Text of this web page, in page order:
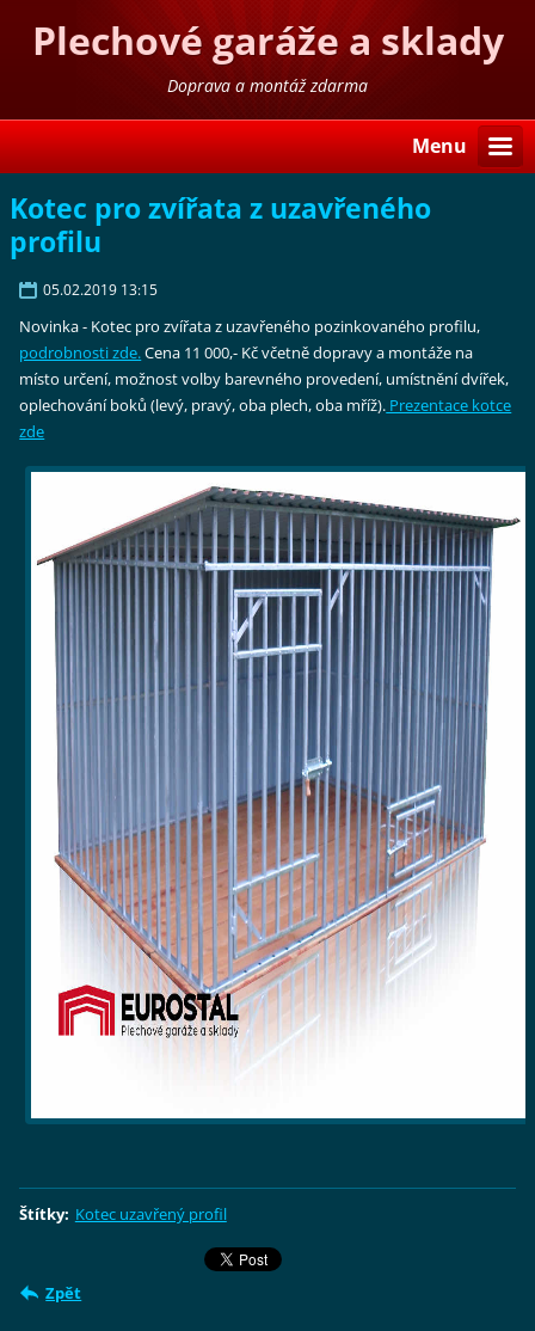
Plechové garáže a sklady
Doprava a montáž zdarma
Menu
Kotec pro zvířata z uzavřeného
profilu
05.02.2019 13:15
Novinka - Kotec pro zvířata z uzavřeného pozinkovaného profilu,
podrobnosti zde.Cena 11 000,- Kč včetně dopravy a montáže na
místo určení, možnost volby barevného provedení, umístnění dvířek,
oplechování boků (levý, pravý, oba plech, oba mříž). Prezentace kotce
zde
Štítky: Kotec uzavřený profil
Zpět